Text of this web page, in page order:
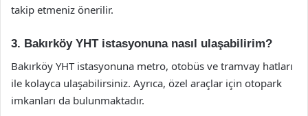
takip etmeniz önerilir.
3. Bakırköy YHT istasyonuna nasıl ulaşabilirim?
Bakırköy YHT istasyonuna metro, otobüs ve tramvay hatları
ile kolayca ulaşabilirsiniz. Ayrıca, özel araçlar için otopark
imkanları da bulunmaktadır.